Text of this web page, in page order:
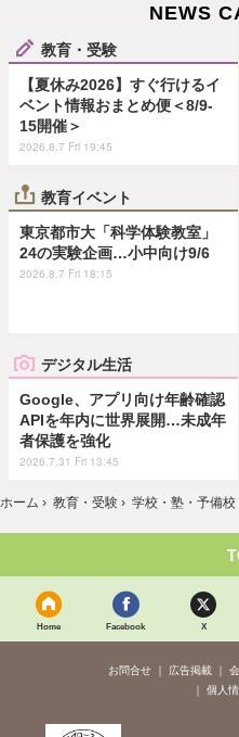
NEWS
教育・受験
【夏休み2026】すぐ行けるイ
ベント情報おまとめ便＜8/9-
15開催＞
2026.8.7 Fri 19:45
教育イベント
東京都市大「科学体験教室」
24の実験企画…小中向け9/6
2026.8.7 Fri 18:15
デジタル生活
Google、アプリ向け年齢確認
APIを年内に世界展開…未成年
者保護を強化
2026.7.31 Fri 13:45
ホーム › 教育・受験 › 学校・塾・予備校
Home Facebook X
お問合せ 広告掲載
個人